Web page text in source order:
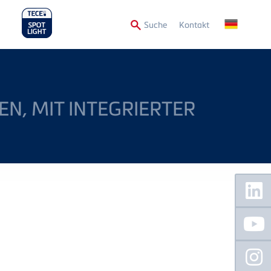
SucheSecondary
Menu
Kontakt
MIT INTEGRIERTER
Floating